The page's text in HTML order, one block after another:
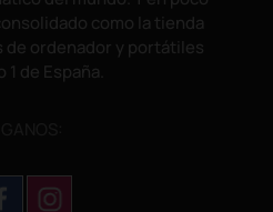
como la tienda
de ordenador y portátiles
1 de España.